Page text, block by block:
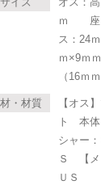
ｍ 座
ス：24
ｍ×9ｍ
（16ｍ
・材質
【オス
ト 本
シャー
Ｓ 【メ
ＵＳ